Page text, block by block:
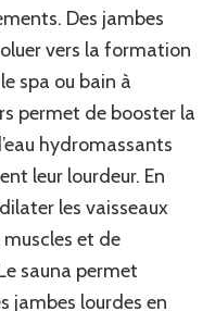
Des jambes
vers la formation
spa ou bain à
permet de booster la
hydromassants
leur lourdeur. En
les vaisseaux
et de
sauna permet
jambes lourdes en